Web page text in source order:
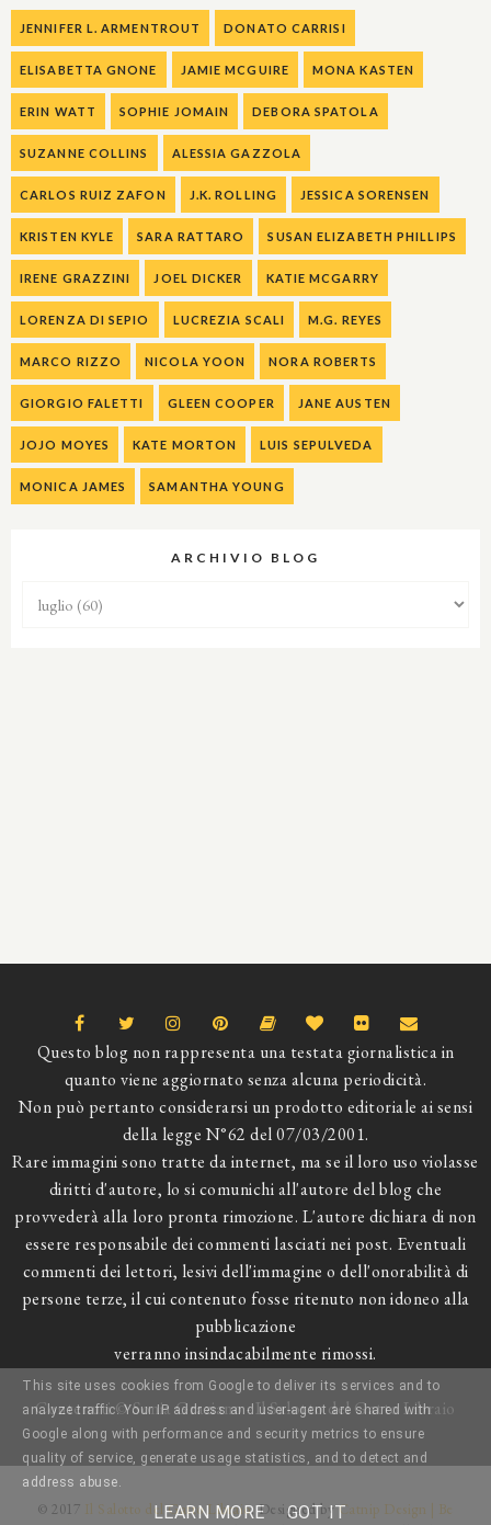
JENNIFER L. ARMENTROUT DONATO CARRISI
ELISABETTA GNONE JAMIE MCGUIRE MONA KASTEN
ERIN WATT SOPHIE JOMAIN DEBORA SPATOLA
SUZANNE COLLINS ALESSIA GAZZOLA
CARLOS RUIZ ZAFON J.K. ROLLING JESSICA SORENSEN
KRISTEN KYLE SARA RATTARO SUSAN ELIZABETH PHILLIPS
IRENE GRAZZINI JOEL DICKER KATIE MCGARRY
LORENZA DI SEPIO LUCREZIA SCALI M.G. REYES
MARCO RIZZO NICOLA YOON NORA ROBERTS
GIORGIO FALETTI GLEEN COOPER JANE AUSTEN
JOJO MOYES KATE MORTON LUIS SEPULVEDA
MONICA JAMES SAMANTHA YOUNG
ARCHIVIO BLOG
Questo blog non rappresenta una testata giornalistica in
quanto viene aggiornato senza alcuna periodicità.
Non può pertanto considerarsi un prodotto editoriale ai sensi
della legge N°62 del 07/03/2001.
Rare immagini sono tratte da internet, ma se il loro uso violasse
diritti d'autore, lo si comunichi all'autore del blog che
provvederà alla loro pronta rimozione. L'autore dichiara di non
essere responsabile dei commenti lasciati nei post. Eventuali
commenti dei lettori, lesivi dell'immagine o dell'onorabilità di
persone terze, il cui contenuto fosse ritenuto non idoneo alla
pubblicazione
verranno insindacabilmente rimossi.
Contenuti © Sonia Graziano - Il Salotto del Gatto Libraio
© 2017 Il Salotto del Gatto Libraio. Designed byCatnip Design | Be
This site uses cookies from Google to deliver its services and to
analyze traffic. Your IP address and user-agent are shared with
Google along with performance and security metrics to ensure
quality of service, generate usage statistics, and to detect and
address abuse.
LEARN MORE GOT IT